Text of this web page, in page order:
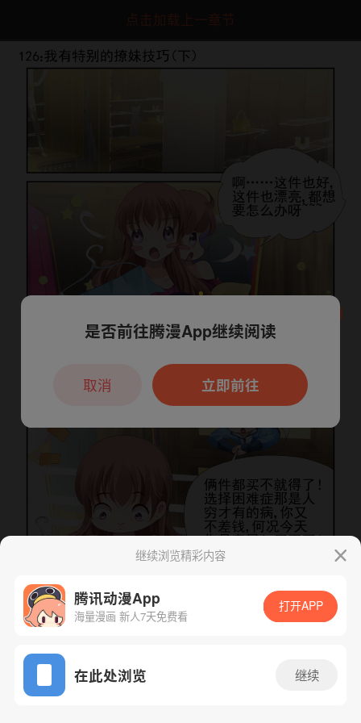
点击加载上一章节
App免费看
下一话 腾漫App免费看
继续浏览精彩内容
腾讯动漫App
海量漫画 新人7天免费看
打开APP
在此处浏览 继续
本章节仅支持App阅读，可打开App新用
户7天免费看
是否前往腾漫App继续阅读
立即前往
取消